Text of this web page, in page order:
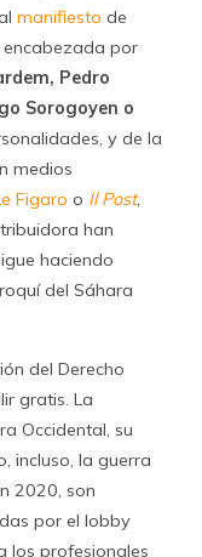
manifiesto de
encabezada por
Pedro
Sorogoyen o
y de la
medios
Figaro o Il Post,
han
haciendo
del Sáhara
del Derecho
gratis. La
Occidental, su
incluso, la guerra
2020, son
por el lobby
los profesionales